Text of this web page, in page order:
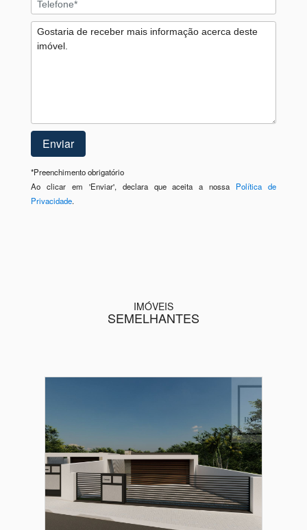
*Preenchimento obrigatório
Ao clicar em 'Enviar', declara que aceita a nossa Política de
Privacidade.
IMÓVEIS
SEMELHANTES